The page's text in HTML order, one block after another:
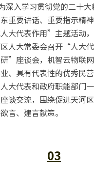
深入学习贯彻党的二十
重要讲话、重要指示精
大代表作用”主题活动
人大常委会召开“人大
”座谈会，机智云物联
、具有代表性的优秀民
大代表和政府职能部门
谈交流，围绕促进天河
言、建言献策。
03